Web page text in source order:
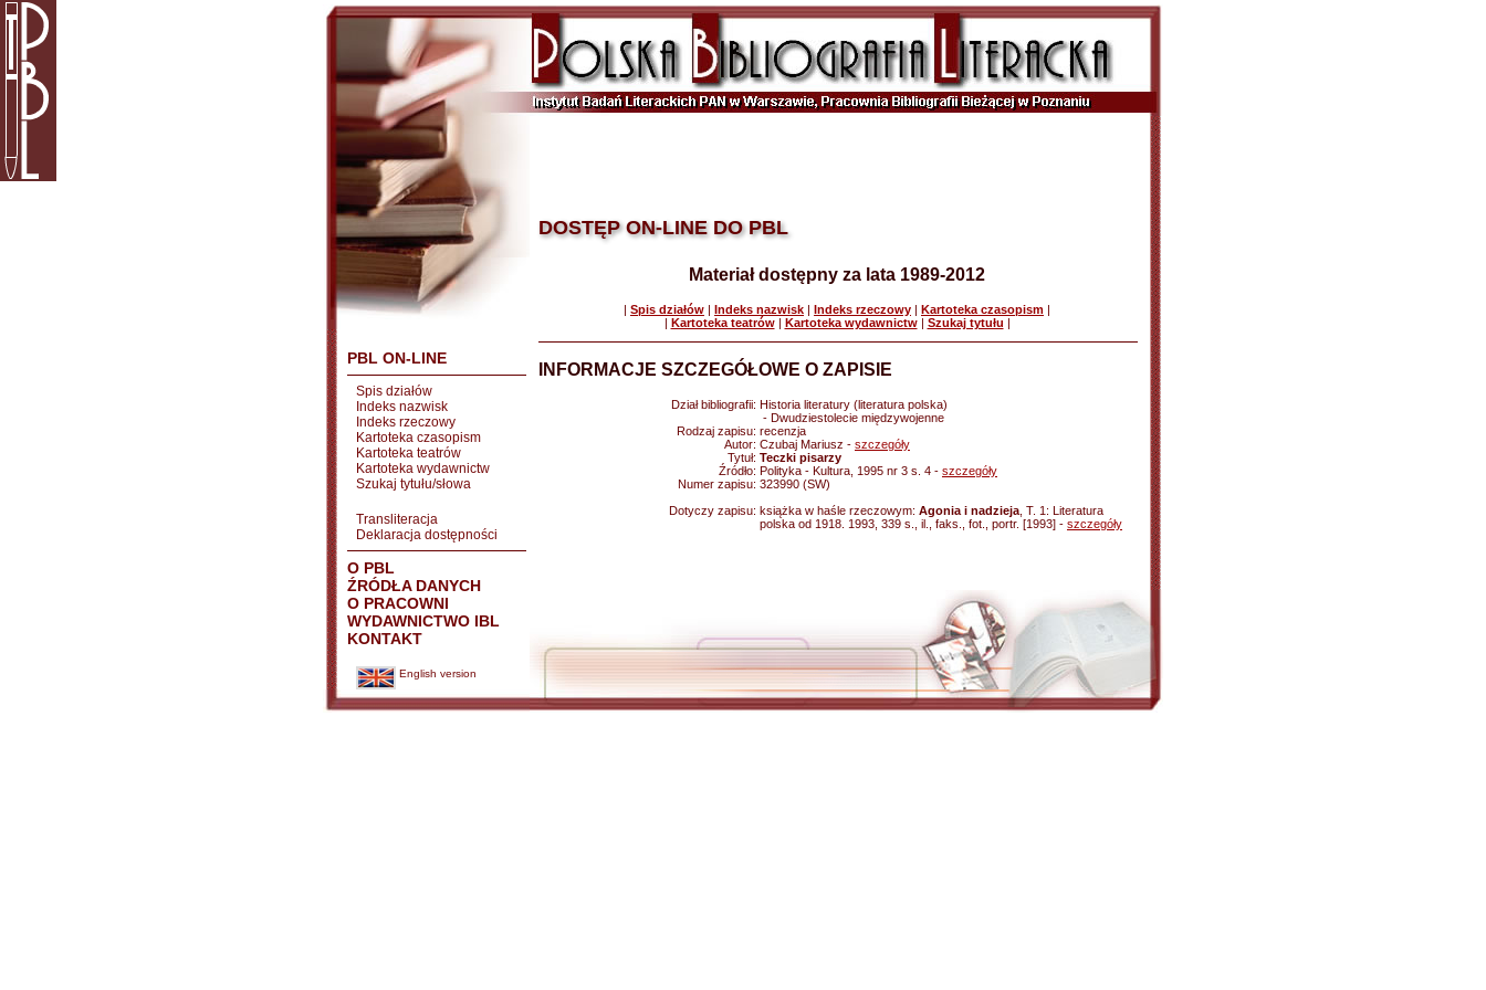
PBL ON-LINE
Spis działów
Indeks nazwisk
Indeks rzeczowy
Kartoteka czasopism
Kartoteka teatrów
Kartoteka wydawnictw
Szukaj tytułu/słowa
Transliteracja
Deklaracja dostępności
O PBL
ŹRÓDŁA DANYCH
O PRACOWNI
WYDAWNICTWO IBL
KONTAKT
English version
DOSTĘP ON-LINE DO PBL
Materiał dostępny za lata 1989-2012
| Spis działów | Indeks nazwisk | Indeks rzeczowy | Kartoteka czasopism |
| Kartoteka teatrów| Kartoteka wydawnictw| Szukaj tytułu |
INFORMACJE SZCZEGÓŁOWE O ZAPISIE
Dział bibliografii: Historia literatury (literatura polska)
- Dwudziestolecie międzywojenne
Rodzaj zapisu: recenzja
Autor: Czubaj Mariusz - szczegóły
Tytuł: Teczki pisarzy
Źródło: Polityka - Kultura, 1995 nr 3 s. 4 - szczegóły
Numer zapisu: 323990 (SW)
Dotyczy zapisu: książka w haśle rzeczowym: Agonia i nadzieja , T. 1: Literatura
polska od 1918. 1993, 339 s., il., faks., fot., portr. [1993] - szczegóły